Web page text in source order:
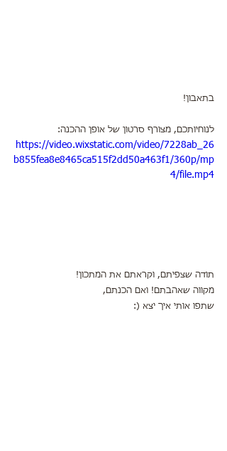
בתאבון!
לנוחיותכם, מצורף סרטון של אופן ההכנה:
https://video.wixstatic.com/video/7228ab_26
b855fea8e8465ca515f2dd50a463f1/360p/mp
4/file.mp4
תודה שצפיתם, וקראתם את המתכון!
מקווה שאהבתם! ואם הכנתם,
שתפו אותי איך יצא (: